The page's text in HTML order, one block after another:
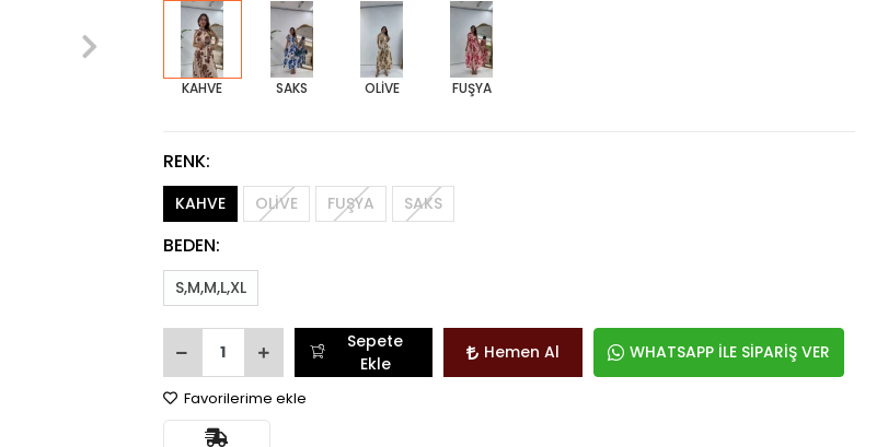
KAHVE SAKS OLİVE FUŞYA
RENK:
KAHVE OLİVE FUŞYA SAKS
BEDEN:
S,M,M,L,XL
Sepete
Ekle
Hemen Al WHATSAPP İLE SİPARİŞ VER
Favorilerime ekle